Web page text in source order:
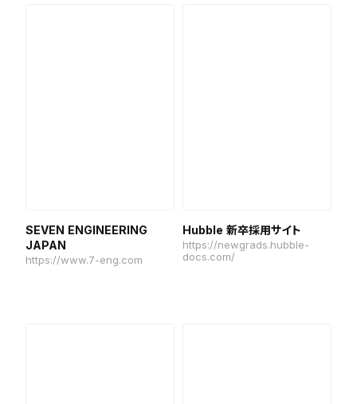
SEVEN ENGINEERING
JAPAN
https://www.7-eng.com
Hubble 新卒採用サイト
https://newgrads.hubble-
docs.com/